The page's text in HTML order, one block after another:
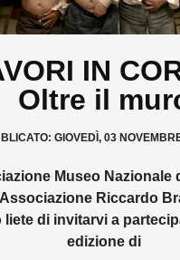
IN
Oltre il
GIOVEDÌ, 03
Museo Nazionale
Riccardo
liete di invitarvi a
edizione di